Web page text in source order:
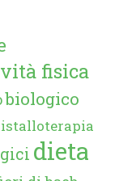
fisica
biologico
dieta